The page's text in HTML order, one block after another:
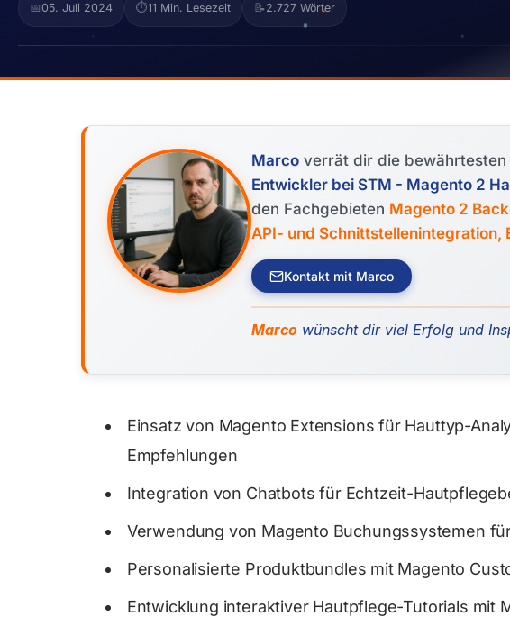
📅05. Juli 2024 ⏱️11 Min. Lesezeit 📝 2.727 Wörter
Marco verrät dir die
Entwickler bei STM - Magento 2
den Fachgebieten Magento 2
API- und Schnittstellenintegration,
Kontakt mit Marco
Marco wünscht dir viel Erfolg und
Einsatz von Magento Extensions für Hauttyp-
Empfehlungen
Integration von Chatbots für Echtzeit-
Verwendung von Magento Buchungssystemen
Personalisierte Produktbundles mit Magento
Entwicklung interaktiver Hautpflege-Tutorials mit